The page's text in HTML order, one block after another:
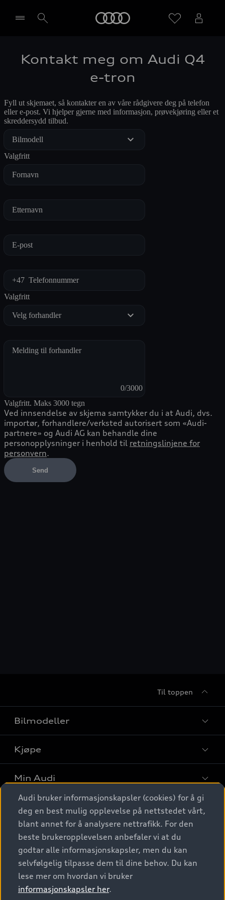
Velg forhandler
Kontakt meg om Audi Q4
e-tron
Til toppen
Bilmodeller
Finn din Audi
Sammenlign bilmodeller
Elbiler
SUV
Stasjonsvogn
Sportback
S/RS
Konseptbiler og prototyper
Kjøpe
Kjøpshjelp
Biler på lager
Finn forhandler
Bestill prøvekjøring
Kontakt forhandler
Min Audi
Behold nybilfølelsen
Audi Originalt tilbehør
Verkstedtjenester
Digitale tjenester
Audi digitale tjenester
Audi connect
Functions on demand
Audi Norge
Kundeservice
Audi Driving Experience
Audi bruker informasjonskapsler (cookies) for å gi
deg en best mulig opplevelse på nettstedet vårt,
blant annet for å analysere nettrafikk. For den
beste brukeropplevelsen anbefaler vi at du
godtar alle informasjonskapsler, men du kan
selvfølgelig tilpasse dem til dine behov. Du kan
lese mer om hvordan vi bruker
informasjonskapsler her.